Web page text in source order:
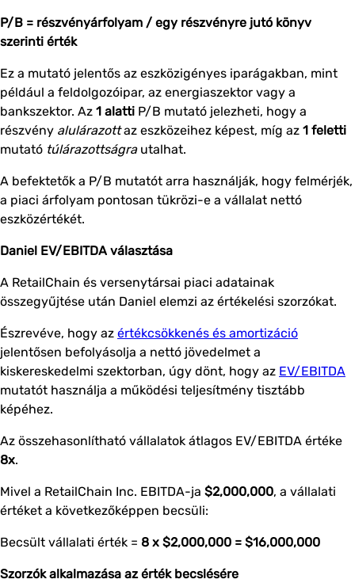
P/B = részvényárfolyam / egy részvényre jutó könyv
szerinti érték
Ez a mutató jelentős az eszközigényes iparágakban, mint
például a feldolgozóipar, az energiaszektor vagy a
bankszektor. Az 1 alatti P/B mutató jelezheti, hogy a
részvény alulárazottaz eszközeihez képest, míg az 1 feletti
mutató túlárazottságrautalhat.
A befektetők a P/B mutatót arra használják, hogy felmérjék,
a piaci árfolyam pontosan tükrözi-e a vállalat nettó
eszközértékét.
Daniel EV/EBITDA választása
A RetailChain és versenytársai piaci adatainak
összegyűjtése után Daniel elemzi az értékelési szorzókat.
Észrevéve, hogy az értékcsökkenés és amortizáció
jelentősen befolyásolja a nettó jövedelmet a
kiskereskedelmi szektorban, úgy dönt, hogy az EV/EBITDA
mutatót használja a működési teljesítmény tisztább
képéhez.
Az összehasonlítható vállalatok átlagos EV/EBITDA értéke
8x.
Mivel a RetailChain Inc. EBITDA-ja $2,000,000, a vállalati
értéket a következőképpen becsüli:
Becsült vállalati érték = 8 x $2,000,000 = $16,000,000
Szorzók alkalmazása az érték becslésére